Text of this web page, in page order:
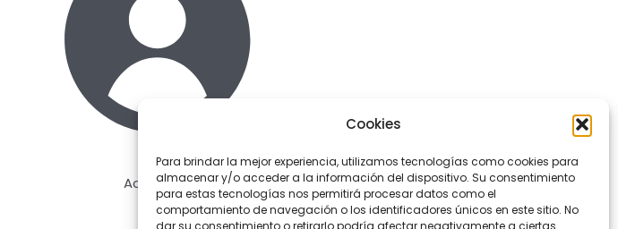
Cookies
Para brindar la mejor experiencia, utilizamos tecnologías como cookies para
almacenar y/o acceder a la información del dispositivo. Su consentimiento
para estas tecnologías nos permitirá procesar datos como el
comportamiento de navegación o los identificadores únicos en este sitio. No
dar su consentimiento o retirarlo podría afectar negativamente a ciertas
Acceder